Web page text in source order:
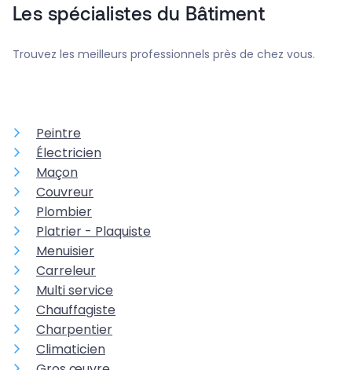
Les spécialistes du Bâtiment
Trouvez les meilleurs professionnels près de chez vous.
Peintre
Électricien
Maçon
Couvreur
Plombier
Platrier - Plaquiste
Menuisier
Carreleur
Multi service
Chauffagiste
Charpentier
Climaticien